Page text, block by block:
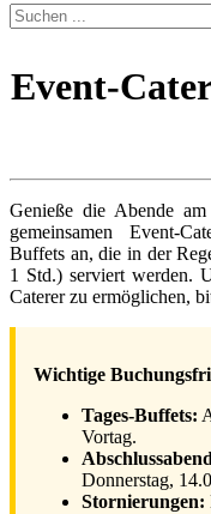
Event-
Genieße die Abende
gemeinsamen Event-
Buffets an, die in der
1 Std.) serviert werden.
Caterer zu ermöglichen,
Wichtige
Tages-Buffets:
Vortag.
Donnerstag,
Stornierungen: